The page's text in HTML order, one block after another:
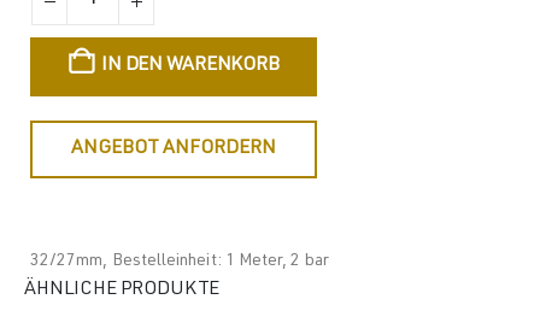
IN DEN WARENKORB
ANGEBOT ANFORDERN
32/27mm, Bestelleinheit: 1 Meter, 2 bar
ÄHNLICHE PRODUKTE